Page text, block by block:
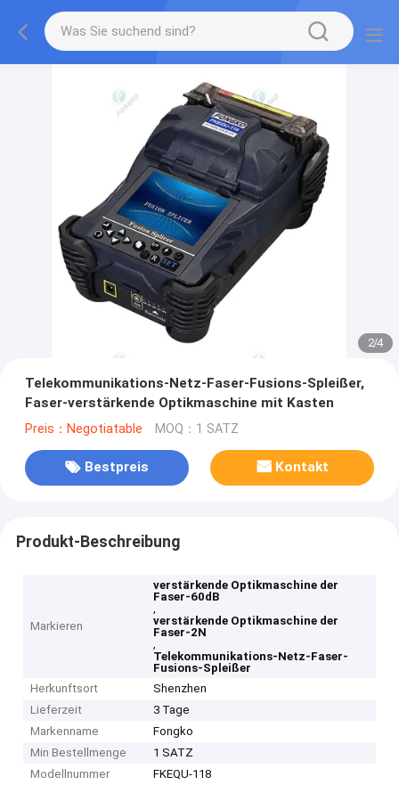
2/4
Telekommunikations-Netz-Faser-Fusions-Spleißer,
Faser-verstärkende Optikmaschine mit Kasten
Preis：Negotiatable MOQ：1 SATZ
Bestpreis Kontakt
Produkt-Beschreibung
Markieren
verstärkende Optikmaschine der
Faser-60dB
,
verstärkende Optikmaschine der
Faser-2N
,
Telekommunikations-Netz-Faser-
Fusions-Spleißer
Herkunftsort
Shenzhen
Lieferzeit
3 Tage
Markenname
Fongko
Min Bestellmenge
1 SATZ
Modellnummer
FKEQU-118